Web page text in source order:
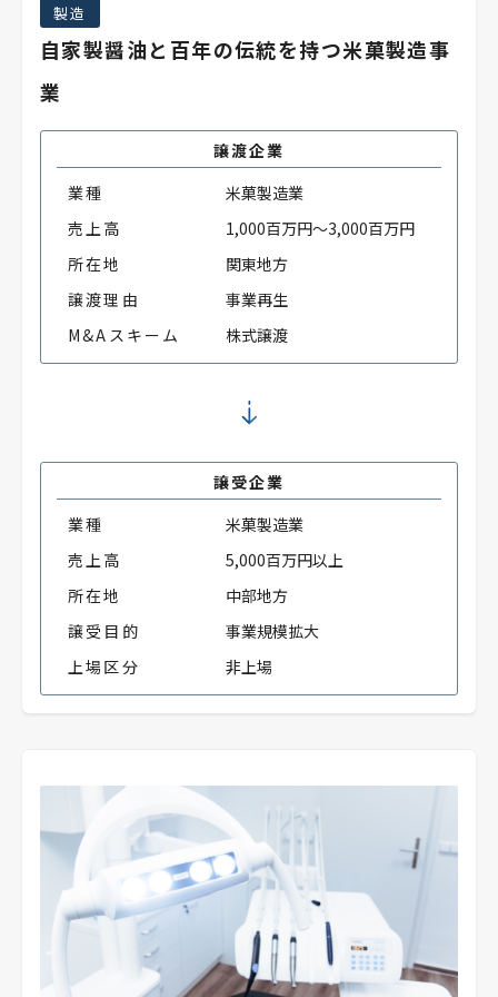
製造
自家製醤油と百年の伝統を持つ米菓製造事
業
譲渡企業
業種
米菓製造業
売上高
1,000百万円～3,000百万円
所在地
関東地方
譲渡理由
事業再生
M&Aスキーム
株式譲渡
譲受企業
業種
米菓製造業
売上高
5,000百万円以上
所在地
中部地方
譲受目的
事業規模拡大
上場区分
非上場